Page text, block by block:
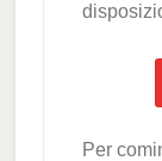
Per